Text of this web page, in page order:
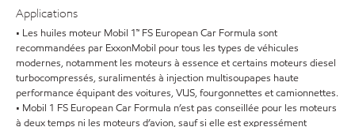
Applications
• Les huiles moteur Mobil 1™ FS European Car Formula sont
recommandées par ExxonMobil pour tous les types de véhicules
modernes, notamment les moteurs à essence et certains moteurs diesel
turbocompressés, suralimentés à injection multisoupapes haute
performance équipant des voitures, VUS, fourgonnettes et camionnettes.
• Mobil 1 FS European Car Formula n’est pas conseillée pour les moteurs
à deux temps ni les moteurs d’avion, sauf si elle est expressément